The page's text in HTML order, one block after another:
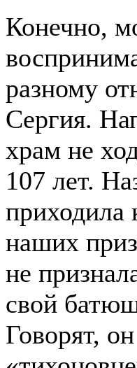
Конечно,
разному
Сергия.
храм не
107 лет.
приходила
наших
не
свой
Говорят,